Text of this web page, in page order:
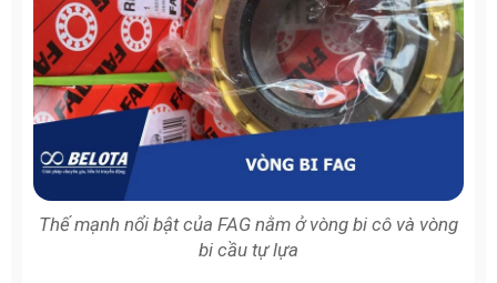
Thế mạnh nổi bật của FAG nằm ở vòng bi cô và vòng
bi cầu tự lựa